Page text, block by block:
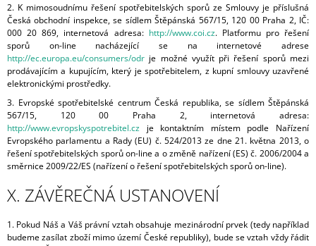
2. K mimosoudnímu řešení spotřebitelských sporů ze Smlouvy je příslušná
Česká obchodní inspekce, se sídlem Štěpánská 567/15, 120 00 Praha 2, IČ:
000 20 869, internetová adresa: http://www.coi.cz. Platformu pro řešení
sporů on-line nacházející se na internetové adrese
http://ec.europa.eu/consumers/odr je možné využít při řešení sporů mezi
prodávajícím a kupujícím, který je spotřebitelem, z kupní smlouvy uzavřené
elektronickými prostředky.
3. Evropské spotřebitelské centrum Česká republika, se sídlem Štěpánská
567/15, 120 00 Praha 2, internetová adresa:
http://www.evropskyspotrebitel.cz je kontaktním místem podle Nařízení
Evropského parlamentu a Rady (EU) č. 524/2013 ze dne 21. května 2013, o
řešení spotřebitelských sporů on-line a o změně nařízení (ES) č. 2006/2004 a
směrnice 2009/22/ES (nařízení o řešení spotřebitelských sporů on-line).
X. ZÁVĚREČNÁ USTANOVENÍ
1. Pokud Náš a Váš právní vztah obsahuje mezinárodní prvek (tedy například
budeme zasílat zboží mimo území České republiky), bude se vztah vždy řádit